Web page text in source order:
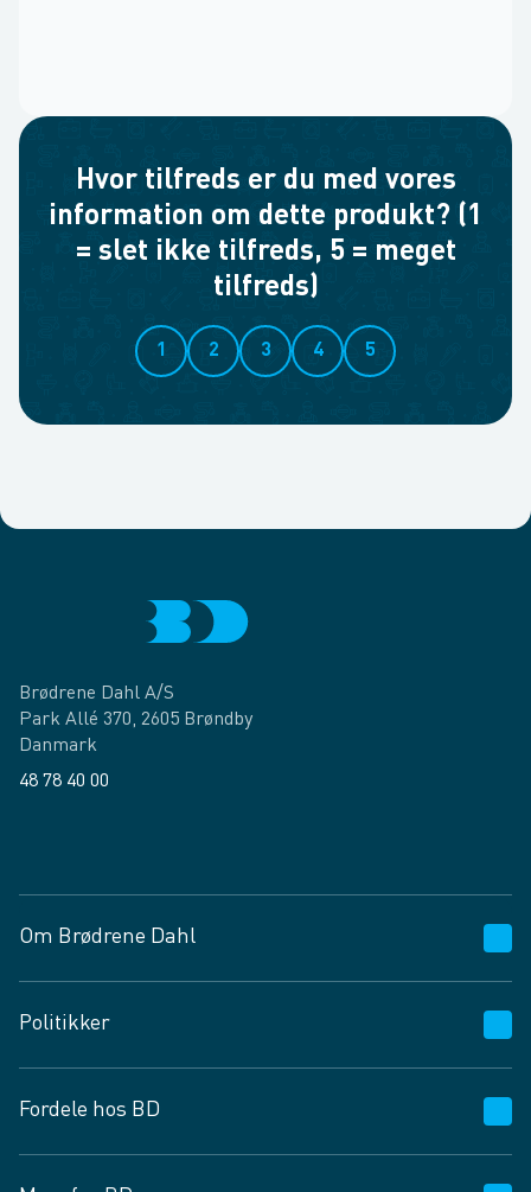
Hvor tilfreds er du med vores
information om dette produkt? (1
= slet ikke tilfreds, 5 = meget
tilfreds)
1 2 3 4 5
Brødrene Dahl A/S
Park Allé 370, 2605 Brøndby
Danmark
48 78 40 00
Om Brødrene Dahl
Vagttelefon 30 10 89 89
Spørgsmål og svar
Job og karriere
Fødevarekontrolrapport
Politikker
Privatlivspolitik
Cookies
Fordele hos BD